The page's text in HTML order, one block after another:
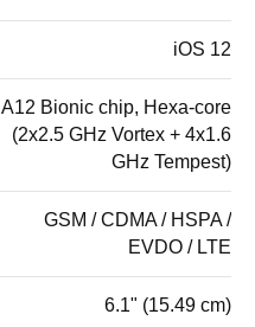
iOS 12
A12 Bionic chip, Hexa-core
(2x2.5 GHz Vortex + 4x1.6
GHz Tempest)
GSM / CDMA / HSPA /
EVDO / LTE
6.1" (15.49 cm)